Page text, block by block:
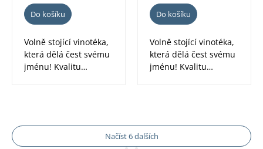
Do košíku
Volně stojící vinotéka,
která dělá čest svému
jménu! Kvalitu
Do košíku
Volně stojící vinotéka,
která dělá čest svému
jménu! Kvalitu
Načíst 6 dalších